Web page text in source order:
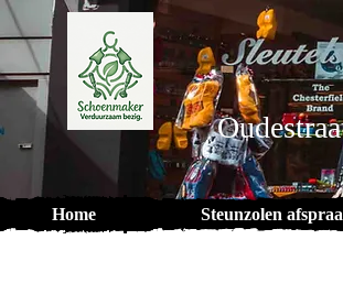
Home Steunzolen